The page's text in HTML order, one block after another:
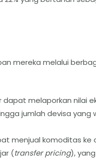
mereka melalui
dapat melaporkan nilai
jumlah devisa yang
menjual komoditas ke
(transfer pricing),